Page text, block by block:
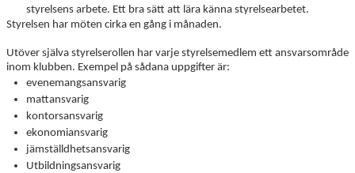
styrelsens arbete. Ett bra sätt att lära känna styrelsearbetet.
Styrelsen har möten cirka en gång i månaden.
Utöver själva styrelserollen har varje styrelsemedlem ett ansvarsområde
inom klubben. Exempel på sådana uppgifter är:
evenemangsansvarig
mattansvarig
kontorsansvarig
ekonomiansvarig
jämställdhetsansvarig
Utbildningsansvarig